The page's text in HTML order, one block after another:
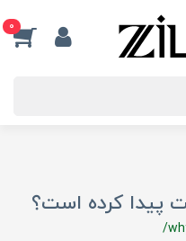
0
پیدا کرده است؟
/